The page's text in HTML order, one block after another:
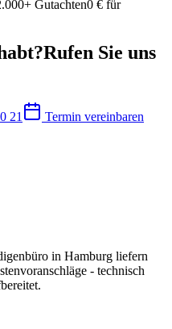
Gutachten0 € für
Rufen Sie uns
21 Termin vereinbaren
in Hamburg liefern
- technisch